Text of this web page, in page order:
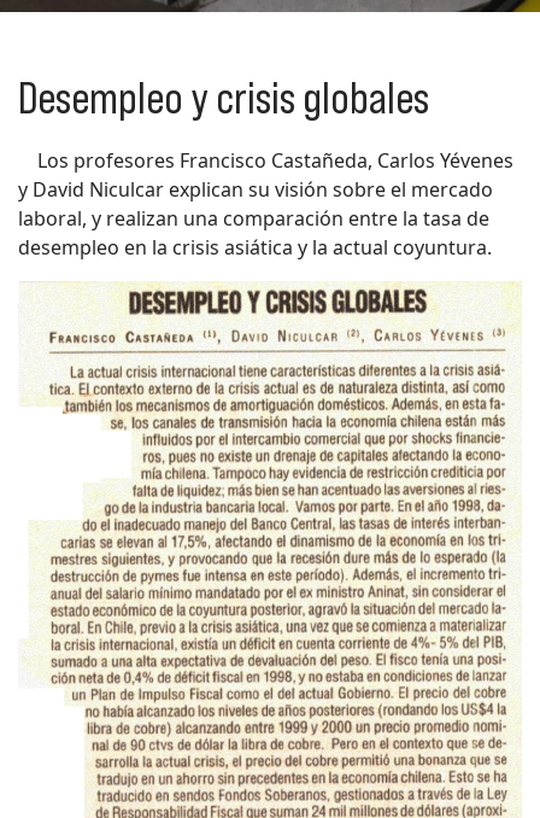
Desempleo y crisis globales
Los profesores Francisco Castañeda, Carlos Yévenes
y David Niculcar explican su visión sobre el mercado
laboral, y realizan una comparación entre la tasa de
desempleo en la crisis asiática y la actual coyuntura.